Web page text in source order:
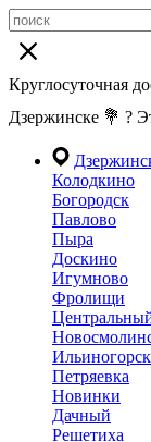
Круглосуточная
Дзержинске 💐 ?
Колодкино
Богородск
Павлово
Пыра
Доскино
Игумново
Фролищи
Ильиногорск
Петряевка
Новинки
Дачный
Решетиха